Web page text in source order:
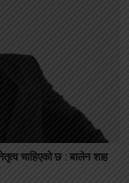
चाहिएको छ : बालेन शाह